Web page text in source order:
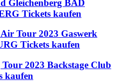
Gleichenberg BAD
Tickets kaufen
Tour 2023 Gaswerk
Tickets kaufen
2023 Backstage Club
kaufen